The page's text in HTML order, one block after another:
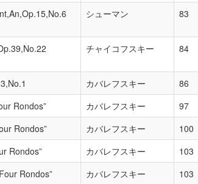
シューマン 83
チャイコフスキー 84
カバレフスキー
86
Rondos” カバレフスキー
97
Rondos” カバレフスキー
100
Rondos” カバレフスキー
103
Rondos” カバレフスキー
103